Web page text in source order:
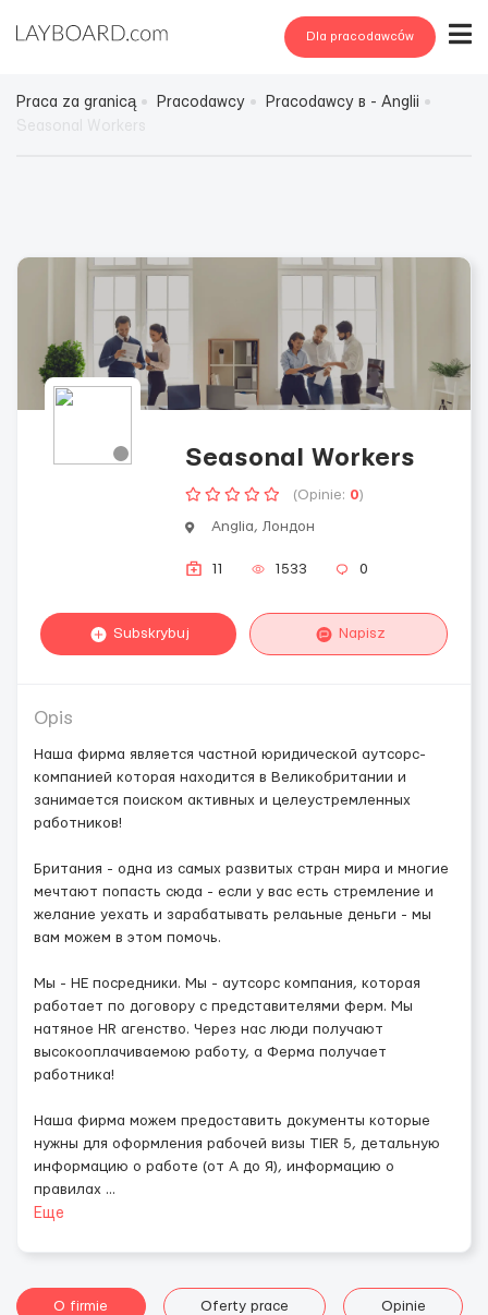
Dla pracodawców
Praca za granicą Pracodawcy
Pracodawcy в - Anglii
Seasonal Workers
(Opinie: 0)
Anglia, Лондон
11 1533 0
Subskrybuj Napisz
Opis
Наша фирма является частной юридической аутсорс-
компанией которая находится в Великобритании и
занимается поиском активных и целеустремленных
работников!
Британия - одна из самых развитых стран мира и многие
мечтают попасть сюда - если у вас есть стремление и
желание уехать и зарабатывать релаьные деньги - мы
вам можем в этом помочь.
Мы - НЕ посредники. Мы - аутсорс компания, которая
работает по договору с представителями ферм. Мы
натяное HR агенство. Через нас люди получают
высокооплачиваемою работу, а Ферма получает
работника!
Наша фирма можем предоставить документы которые
нужны для оформления рабочей визы TIER 5, детальную
информацию о работе (от А до Я), информацию о
правилах ...
Еще
O firmie Oferty prace Opinie